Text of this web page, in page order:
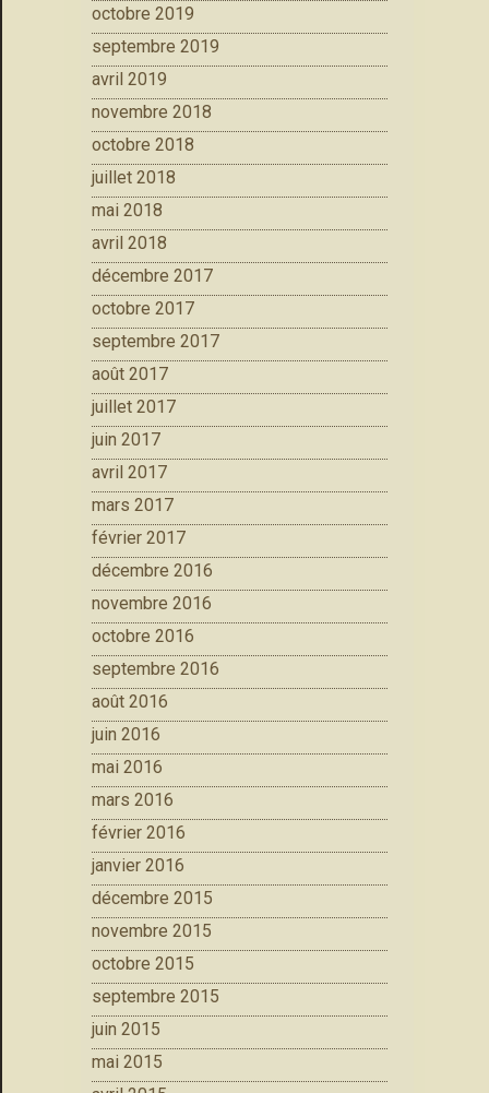
octobre 2019
septembre 2019
avril 2019
novembre 2018
octobre 2018
juillet 2018
mai 2018
avril 2018
décembre 2017
octobre 2017
septembre 2017
août 2017
juillet 2017
juin 2017
avril 2017
mars 2017
février 2017
décembre 2016
novembre 2016
octobre 2016
septembre 2016
août 2016
juin 2016
mai 2016
mars 2016
février 2016
janvier 2016
décembre 2015
novembre 2015
octobre 2015
septembre 2015
juin 2015
mai 2015